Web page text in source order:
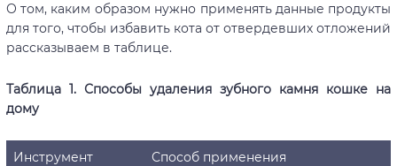
О том, каким образом нужно применять данные продукты
для того, чтобы избавить кота от отвердевших отложений
рассказываем в таблице.
Таблица 1. Способы удаления зубного камня кошке на
дому
Инструмент Способ применения